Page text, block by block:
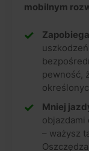
mobilnym
pewność,
Mniej
objazdami
– ważysz